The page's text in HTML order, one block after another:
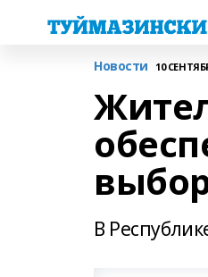
Новости 10
В